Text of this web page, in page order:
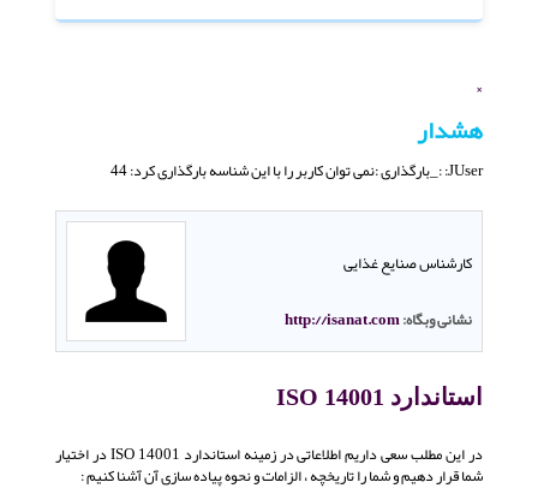
×
هشدار
JUser: :_بارگذاری :نمی توان کاربر را با این شناسه بارگذاری کرد: 44
کارشناس صنایع غذایی
نشانی وبگاه:http://isanat.com
استاندارد ISO 14001
در این مطلب سعی داریم اطلاعاتی در زمینه استاندارد ISO 14001 در اختیار
شما قرار دهیم و شما را تاریخچه ، الزامات و نحوه پیاده سازی آن آشنا کنیم :